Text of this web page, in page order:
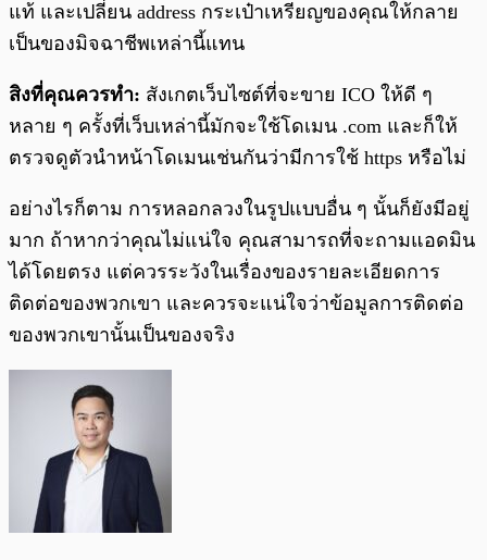
แท้ และเปลี่ยน address กระเป๋าเหรียญของคุณให้กลาย
เป็นของมิจฉาชีพเหล่านี้แทน
สิงที่คุณควรทำ: สังเกตเว็บไซต์ที่จะขาย ICO ให้ดี ๆ
หลาย ๆ ครั้งที่เว็บเหล่านี้มักจะใช้โดเมน .com และก็ให้
ตรวจดูตัวนำหน้าโดเมนเช่นกันว่ามีการใช้ https หรือไม่
อย่างไรก็ตาม การหลอกลวงในรูปแบบอื่น ๆ นั้นก็ยังมีอยู่
มาก ถ้าหากว่าคุณไม่แน่ใจ คุณสามารถที่จะถามแอดมิน
ได้โดยตรง แต่ควรระวังในเรื่องของรายละเอียดการ
ติดต่อของพวกเขา และควรจะแน่ใจว่าข้อมูลการติดต่อ
ของพวกเขานั้นเป็นของจริง